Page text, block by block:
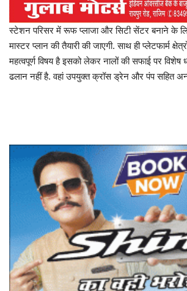
स्टेशन परिसर में रूफ प्लाजा और सिटी सेंटर बनाने के
मास्टर प्लान की तैयारी की जाएगी. साथ ही प्लेटफार्म
महत्वपूर्ण विषय है इसको लेकर नालों की सफाई पर विशेष
ढलान नहीं है. वहां उपयुक्त क्रॉस ड्रेन और पंप सहित